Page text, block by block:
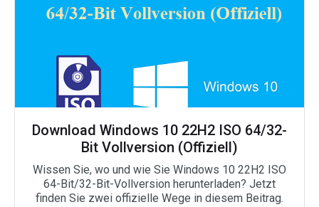
Download Windows 10 22H2 ISO 64/32-
Bit Vollversion (Offiziell)
Wissen Sie, wo und wie Sie Windows 10 22H2 ISO
64-Bit/32-Bit-Vollversion herunterladen? Jetzt
finden Sie zwei offizielle Wege in diesem Beitrag.